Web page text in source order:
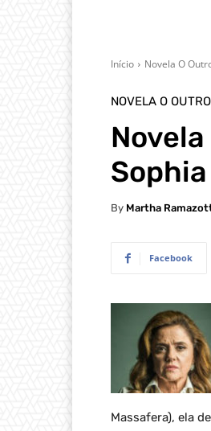
Início Novela O
NOVELA O
Novela
By Martha
Facebook
Massafera), ela